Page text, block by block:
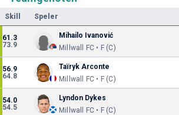
Skill Speler
61.3
73.9
Mihailo Ivanović
Millwall FC • F (C)
56.9
64.8
Taïryk Arconte
Millwall FC • F (C)
54.0
54.5
Lyndon Dykes
Millwall FC • F (C)